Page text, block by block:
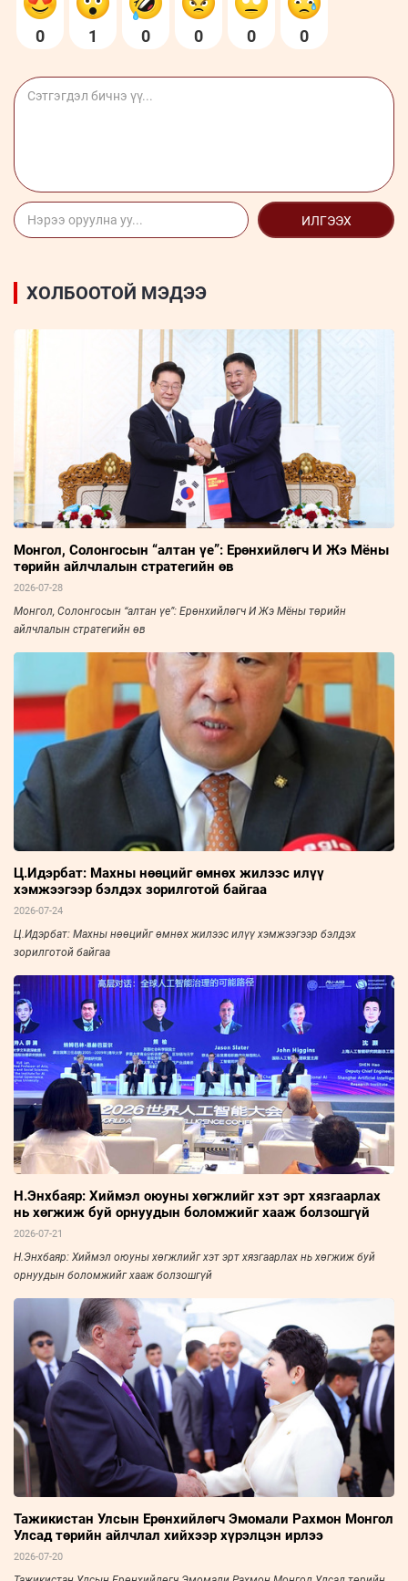
0 1 0 0 0 0
ИЛГЭЭХ
ХОЛБООТОЙ МЭДЭЭ
Монгол, Солонгосын “алтан үе”: Ерөнхийлөгч И Жэ Мёны
төрийн айлчлалын стратегийн өв
2026-07-28
Монгол, Солонгосын “алтан үе”: Ерөнхийлөгч И Жэ Мёны төрийн
айлчлалын стратегийн өв
Ц.Идэрбат: Махны нөөцийг өмнөх жилээс илүү
хэмжээгээр бэлдэх зорилготой байгаа
2026-07-24
Ц.Идэрбат: Махны нөөцийг өмнөх жилээс илүү хэмжээгээр бэлдэх
зорилготой байгаа
Н.Энхбаяр: Хиймэл оюуны хөгжлийг хэт эрт хязгаарлах
нь хөгжиж буй орнуудын боломжийг хааж болзошгүй
2026-07-21
Н.Энхбаяр: Хиймэл оюуны хөгжлийг хэт эрт хязгаарлах нь хөгжиж буй
орнуудын боломжийг хааж болзошгүй
Тажикистан Улсын Ерөнхийлөгч Эмомали Рахмон Монгол
Улсад төрийн айлчлал хийхээр хүрэлцэн ирлээ
2026-07-20